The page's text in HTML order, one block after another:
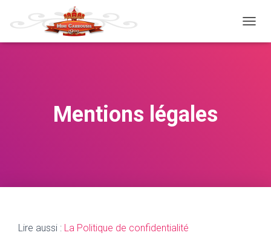
O
Mentions légales
Lire aussi : La Politique de confidentialité